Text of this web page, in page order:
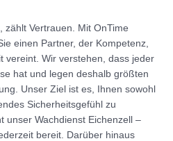
zählt Vertrauen. Mit OnTime
einen Partner, der Kompetenz,
vereint. Wir verstehen, dass jeder
hat und legen deshalb größten
Unser Ziel ist es, Ihnen sowohl
Sicherheitsgefühl zu
unser Wachdienst Eichenzell –
bereit. Darüber hinaus